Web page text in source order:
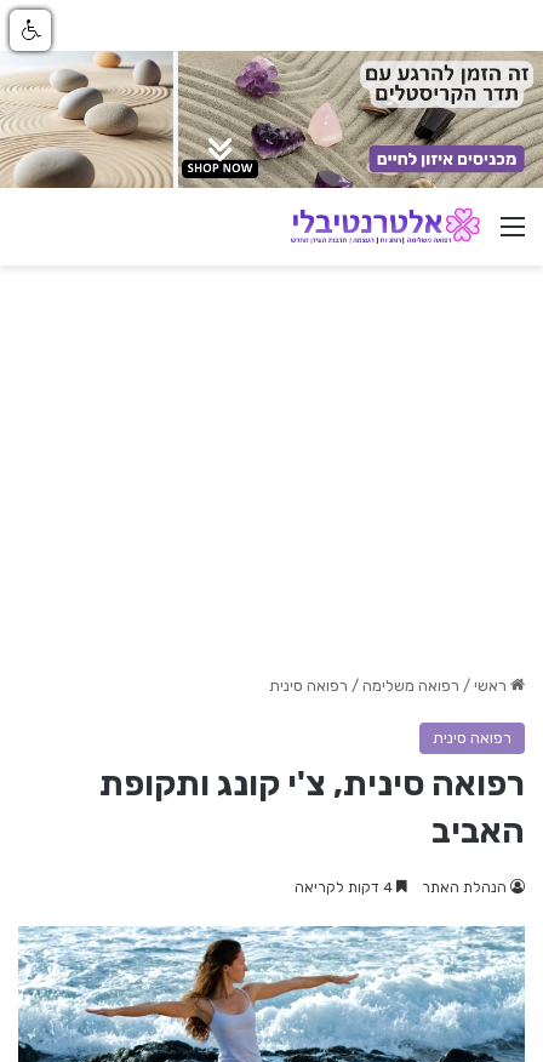
ניווט באתר
ראשי / רפואה משלימה / רפואה סינית
רפואה סינית
רפואה סינית, צ'י קונג ותקופת
האביב
הנהלת האתר